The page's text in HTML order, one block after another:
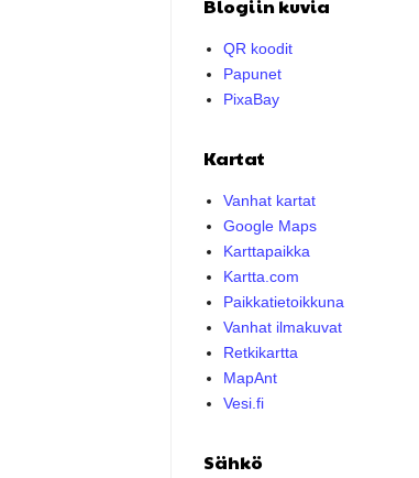
Blogiin kuvia
QR koodit
Papunet
PixaBay
Kartat
Vanhat kartat
Google Maps
Karttapaikka
Kartta.com
Paikkatietoikkuna
Vanhat ilmakuvat
Retkikartta
MapAnt
Vesi.fi
Sähkö